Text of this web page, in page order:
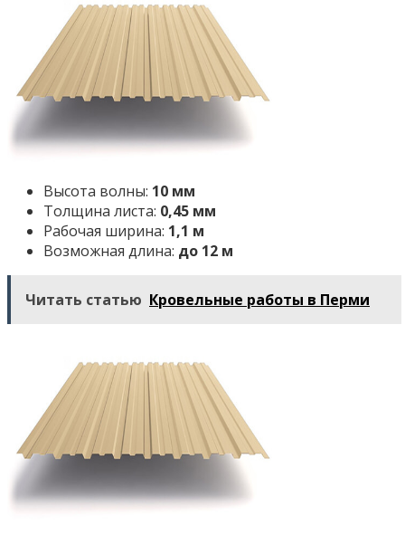
Высота волны: 10 мм
Толщина листа: 0,45 мм
Рабочая ширина: 1,1 м
Возможная длина: до 12 м
Читать статью Кровельные работы в Перми